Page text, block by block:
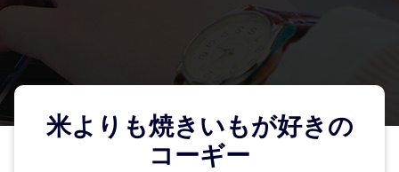
米よりも焼きいもが好きの
コーギー